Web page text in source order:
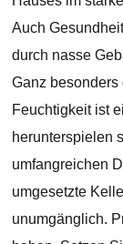
Auch
durch nasse
Ganz
Feuchtigkeit ist
herunterspielen
umfangreichen
umgesetzte
unumgänglich.